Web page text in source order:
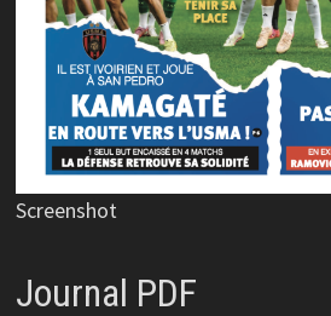
Screenshot
Journal PDF